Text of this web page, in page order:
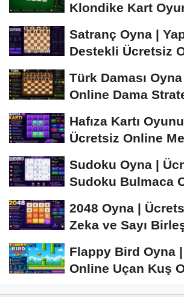
Klondike Kart
Satranç Oyna |
Destekli Ücretsiz
Türk Daması
Online Dama
Hafıza Kartı
Ücretsiz Online
Sudoku Oyna |
Sudoku Bulmaca
2048 Oyna |
Zeka ve Sayı
Flappy Bird Oyna
Online Uçan Kuş